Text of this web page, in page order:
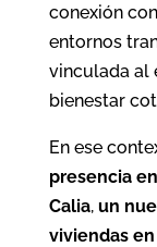
conexión
entornos
vinculada al
bienestar
En ese
presencia
Calia,un
viviendas